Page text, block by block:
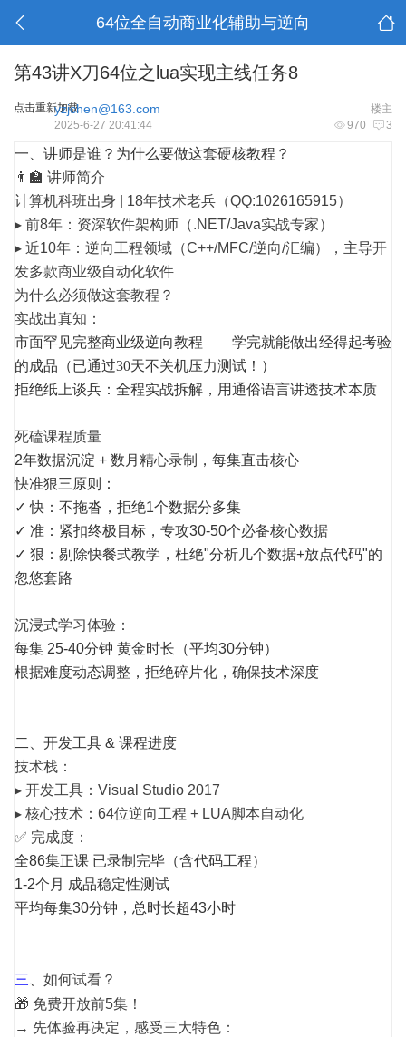
64位全自动商业化辅助与逆向
第43讲X刀64位之lua实现主线任务8
点击重新加载 楼主
yzjchen@163.com
970 3
2025-6-27 20:41:44
一、讲师是谁？为什么要做这套硬核教程？
👨🏫 讲师简介
计算机科班出身 | 18年技术老兵（QQ:1026165915）
▸ 前8年 ：资深软件架构师（.NET/Java实战专家）
▸ 近10年 ：逆向工程领域（C++/MFC/逆向/汇编），主导开
发多款商业级自动化软件
为什么必须做这套教程？
实战出真知 ：
市面罕见完整商业级逆向教程——学完就能做出经得起考验
的成品（已通过30天不关机压力测试！）
拒绝纸上谈兵：全程实战拆解，用通俗语言讲透技术本质
死磕课程质量
2年数据沉淀 + 数月精心录制，每集直击核心
快准狠三原则：
✓ 快：不拖沓，拒绝1个数据分多集
✓ 准：紧扣终极目标，专攻30-50个必备核心数据
✓ 狠：剔除快餐式教学，杜绝"分析几个数据+放点代码"的
忽悠套路
沉浸式学习体验 ：
每集 25-40分钟 黄金时长（平均30分钟）
根据难度动态调整，拒绝碎片化，确保技术深度
二、开发工具 & 课程进度
技术栈：
▸ 开发工具：Visual Studio 2017
▸ 核心技术：64位逆向工程 + LUA脚本自动化
✅ 完成度：
全86集正课 已录制完毕（含代码工程）
1-2个月 成品稳定性测试
平均每集30分钟，总时长超43小时
三
如何试看？
🎁 免费开放前5集！
→ 先体验再决定，感受三大特色：